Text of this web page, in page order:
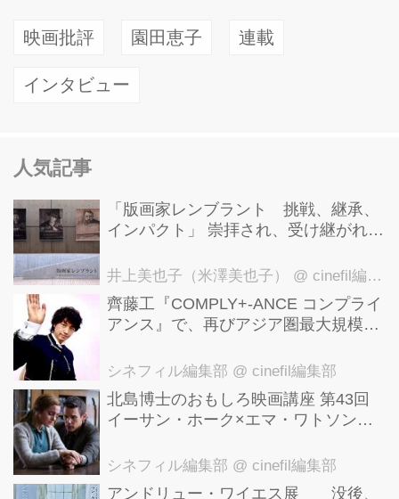
映画批評 園田恵子 連載
インタビュー
人気記事
「版画家レンブラント 挑戦、継承、
インパクト」 崇拝され、受け継がれ、
洋美術館にて9月23日まで開催中！
井上美也子（米澤美也子） @ cinefil編集部
齊藤工『COMPLY+-ANCE コンプライ
アンス』で、再びアジア圏最大規模の
ナショナル・パノラマ部門"に正式招
シネフィル編集部 @ cinefil編集部
北島博士のおもしろ映画講座 第43回
イーサン・ホーク×エマ・ワトソン。
基づく衝撃のサスペンス『リグレッシ
シネフィル編集部 @ cinefil編集部
アンドリュー・ワイエス展 没後、